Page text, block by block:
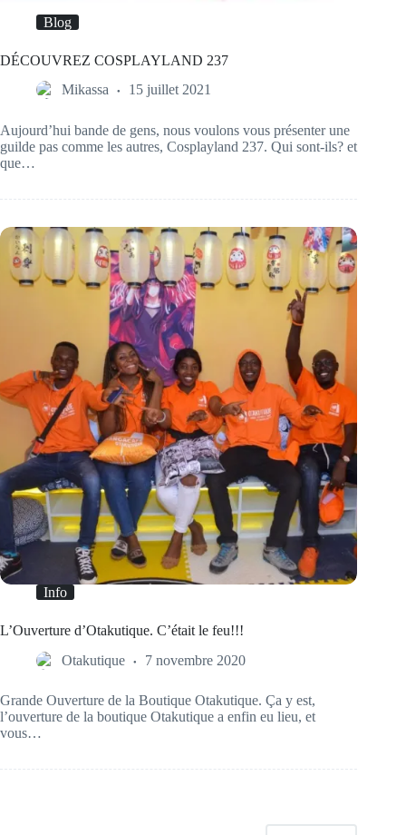
Blog
DÉCOUVREZ COSPLAYLAND 237
Mikassa
15 juillet 2021
Aujourd’hui bande de gens, nous voulons vous présenter une
guilde pas comme les autres, Cosplayland 237. Qui sont-ils? et
que…
Info
L’Ouverture d’Otakutique. C’était le feu!!!
Otakutique
7 novembre 2020
Grande Ouverture de la Boutique Otakutique. Ça y est,
l’ouverture de la boutique Otakutique a enfin eu lieu, et
vous…